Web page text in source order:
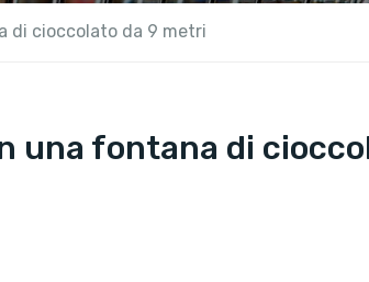
di cioccolato da 9 metri
una fontana di